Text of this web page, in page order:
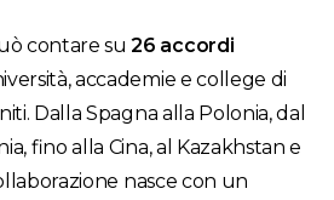
contare su26 accordi
accademie e college di
Dalla Spagna alla Polonia, dal
fino alla Cina, al Kazakhstan e
nasce con un